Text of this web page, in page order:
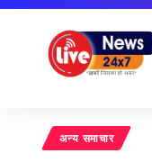
अन्य समाचार